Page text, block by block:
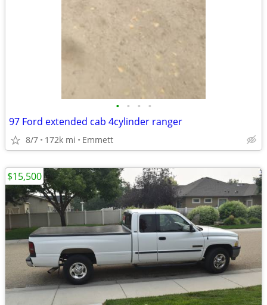
• • • •
97 Ford extended cab 4cylinder ranger
8/7 172k mi Emmett
$15,500